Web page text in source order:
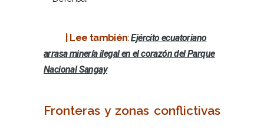
| Lee también:Ejército ecuatoriano
arrasa minería ilegal en el corazón del Parque
Nacional Sangay
Fronteras y zonas conflictivas